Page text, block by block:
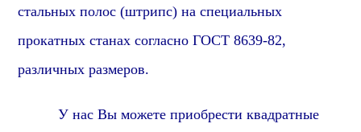
стальных полос (штрипс) на специальных
прокатных станах согласно ГОСТ 8639-82,
различных размеров.
У нас Вы можете приобрести квадратные